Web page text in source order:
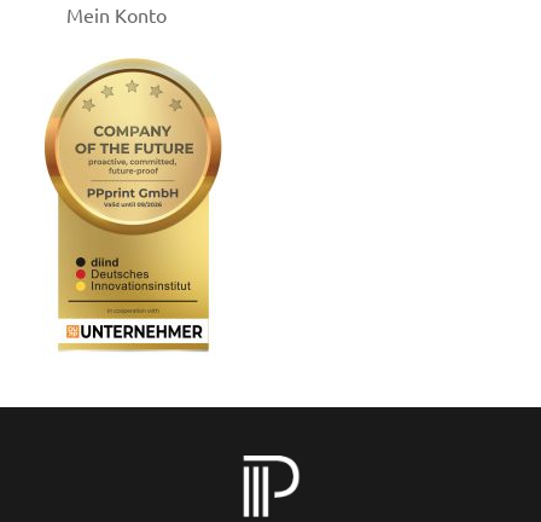
Mein Konto